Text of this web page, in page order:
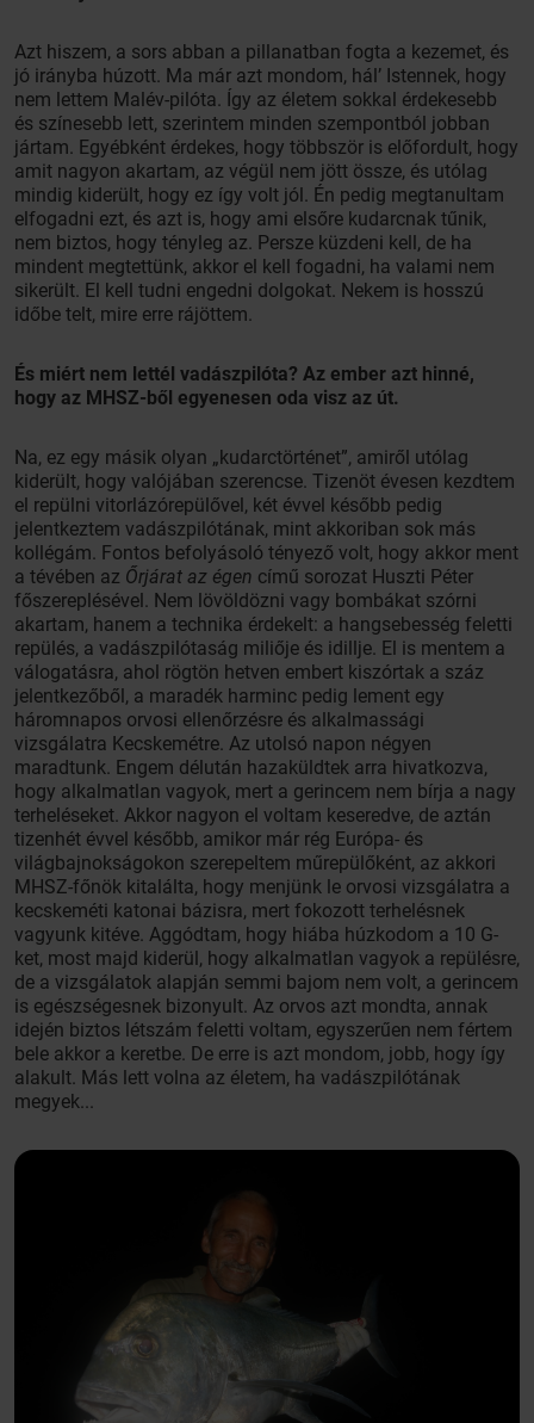
Azt hiszem, a sors abban a pillanatban fogta a kezemet, és
jó irányba húzott. Ma már azt mondom, hál’ Istennek, hogy
nem lettem Malév-pilóta. Így az életem sokkal érdekesebb
és színesebb lett, szerintem minden szempontból jobban
jártam. Egyébként érdekes, hogy többször is előfordult, hogy
amit nagyon akartam, az végül nem jött össze, és utólag
mindig kiderült, hogy ez így volt jól. Én pedig megtanultam
elfogadni ezt, és azt is, hogy ami elsőre kudarcnak tűnik,
nem biztos, hogy tényleg az. Persze küzdeni kell, de ha
mindent megtettünk, akkor el kell fogadni, ha valami nem
sikerült. El kell tudni engedni dolgokat. Nekem is hosszú
időbe telt, mire erre rájöttem.
És miért nem lettél vadászpilóta? Az ember azt hinné,
hogy az MHSZ-ből egyenesen oda visz az út.
Na, ez egy másik olyan „kudarctörténet”, amiről utólag
kiderült, hogy valójában szerencse. Tizenöt évesen kezdtem
el repülni vitorlázórepülővel, két évvel később pedig
jelentkeztem vadászpilótának, mint akkoriban sok más
kollégám. Fontos befolyásoló tényező volt, hogy akkor ment
a tévében az Őrjárat az égen című sorozat Huszti Péter
főszereplésével. Nem lövöldözni vagy bombákat szórni
akartam, hanem a technika érdekelt: a hangsebesség feletti
repülés, a vadászpilótaság miliője és idillje. El is mentem a
válogatásra, ahol rögtön hetven embert kiszórtak a száz
jelentkezőből, a maradék harminc pedig lement egy
háromnapos orvosi ellenőrzésre és alkalmassági
vizsgálatra Kecskemétre. Az utolsó napon négyen
maradtunk. Engem délután hazaküldtek arra hivatkozva,
hogy alkalmatlan vagyok, mert a gerincem nem bírja a nagy
terheléseket. Akkor nagyon el voltam keseredve, de aztán
tizenhét évvel később, amikor már rég Európa- és
világbajnokságokon szerepeltem műrepülőként, az akkori
MHSZ-főnök kitalálta, hogy menjünk le orvosi vizsgálatra a
kecskeméti katonai bázisra, mert fokozott terhelésnek
vagyunk kitéve. Aggódtam, hogy hiába húzkodom a 10 G-
ket, most majd kiderül, hogy alkalmatlan vagyok a repülésre,
de a vizsgálatok alapján semmi bajom nem volt, a gerincem
is egészségesnek bizonyult. Az orvos azt mondta, annak
idején biztos létszám feletti voltam, egyszerűen nem fértem
bele akkor a keretbe. De erre is azt mondom, jobb, hogy így
alakult. Más lett volna az életem, ha vadászpilótának
megyek...